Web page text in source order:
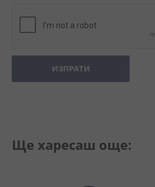
ИЗПРАТИ
Ще харесаш още: